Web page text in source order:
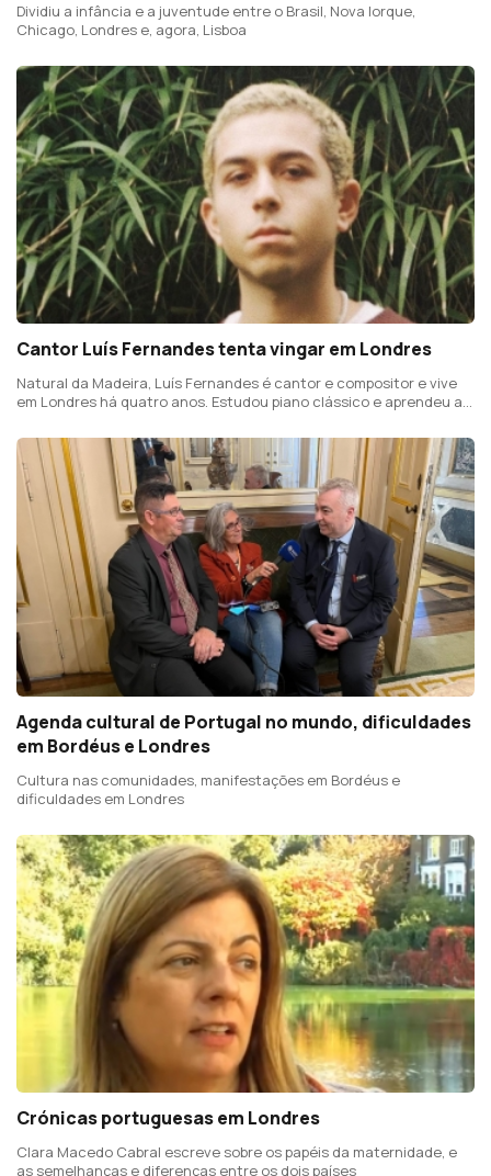
Dividiu a infância e a juventude entre o Brasil, Nova Iorque,
Chicago, Londres e, agora, Lisboa
Cantor Luís Fernandes tenta vingar em Londres
Natural da Madeira, Luís Fernandes é cantor e compositor e vive
em Londres há quatro anos. Estudou piano clássico e aprendeu a
Agenda cultural de Portugal no mundo, dificuldades
em Bordéus e Londres
Cultura nas comunidades, manifestações em Bordéus e
dificuldades em Londres
Crónicas portuguesas em Londres
Clara Macedo Cabral escreve sobre os papéis da maternidade, e
as semelhanças e diferenças entre os dois países